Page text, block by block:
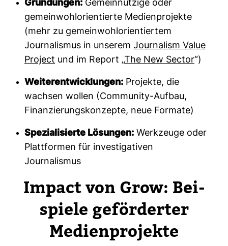
Gründungen: Gemeinnützige oder
gemeinwohlorientierte Medienprojekte
(mehr zu gemeinwohlorientiertem
Journalismus in unserem Jour­na­lism Value
Pro­ject und im Report „The New Sector“)
Weiterentwicklungen: Projekte, die
wachsen wollen (Community-Aufbau,
Finanzierungskonzepte, neue Formate)
Spezialisierte Lösungen: Werkzeuge oder
Plattformen für investigativen
Journalismus
Impact von Grow: Bei­
spiele geför­derter
Medi­en­pro­jekte